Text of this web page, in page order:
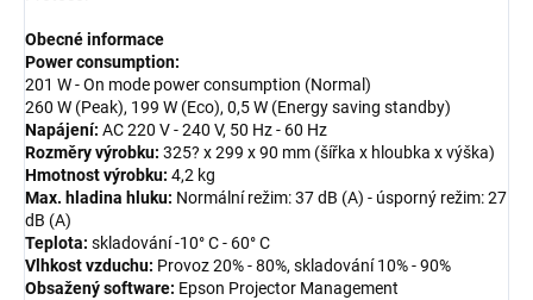
Obecné informace
Power consumption:
201 W - On mode power consumption (Normal)
260 W (Peak), 199 W (Eco), 0,5 W (Energy saving standby)
Napájení: AC 220 V - 240 V, 50 Hz - 60 Hz
Rozměry výrobku: 325? x 299 x 90 mm (šířka x hloubka x výška)
Hmotnost výrobku: 4,2 kg
Max. hladina hluku: Normální režim: 37 dB (A) - úsporný režim: 27
dB (A)
Teplota: skladování -10° C - 60° C
Vlhkost vzduchu: Provoz 20% - 80%, skladování 10% - 90%
Obsažený software: Epson Projector Management